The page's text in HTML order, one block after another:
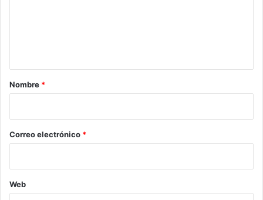
r
*
Nombre *
Correo electrónico *
Web